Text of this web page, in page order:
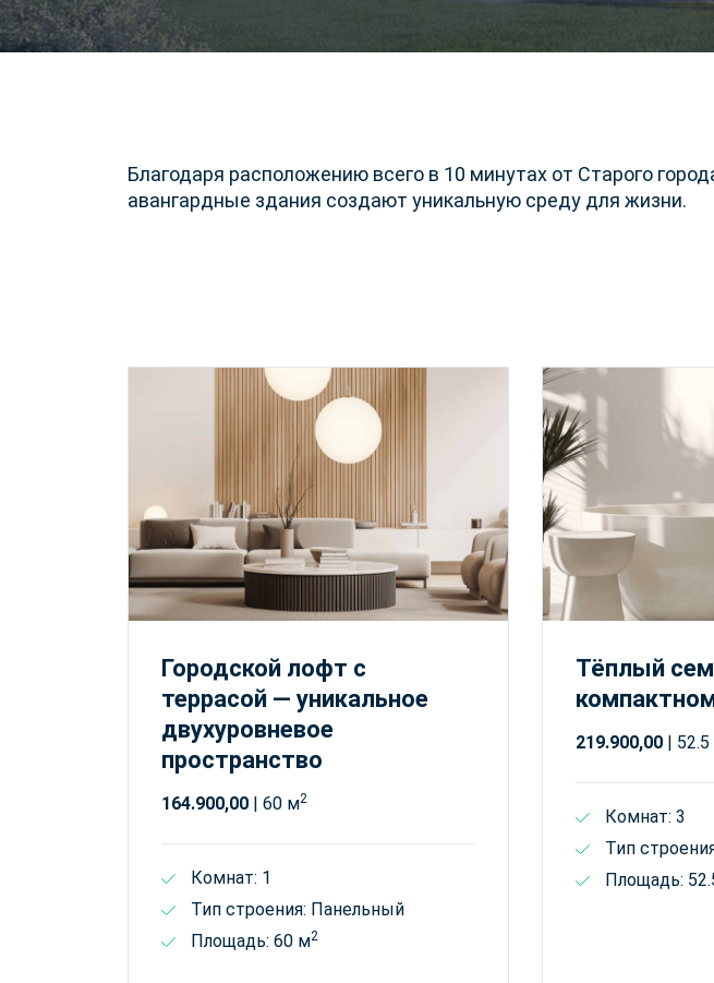
Благодаря расположению всего в 10 минутах от Старого
авангардные здания создают уникальную среду для жизни.
Городской лофт с
террасой — уникальное
двухуровневое
пространство
164.900,00 | 60 м2
Комнат: 1
Тип строения: Панельный
Площадь: 60 м2
Тёплый
219.900,00 |
Комнат: 3
Тип
Площадь: